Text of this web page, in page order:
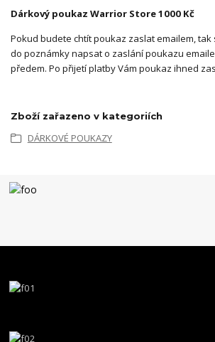
Dárkový poukaz Warrior Store 1000 Kč
Pokud budete chtít poukaz zaslat emailem, tak
do poznámky napsat o zaslání poukazu
předem. Po přijetí platby Vám poukaz ihned
Zboží zařazeno v kategoriích
DÁRKOVÉ POUKAZY